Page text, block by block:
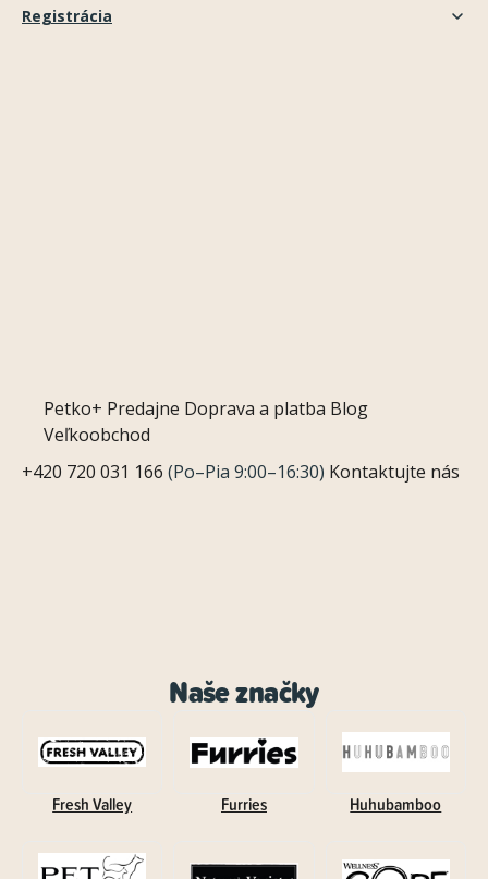
Registrácia
Petko+ Predajne Doprava a platba Blog
Veľkoobchod
+420 720 031 166 (Po–Pia 9:00–16:30) Kontaktujte nás
Naše značky
Fresh Valley Furries Huhubamboo